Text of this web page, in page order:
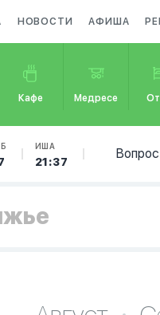
НОВОСТИ АФИША
Кафе Медресе
ИША
21:37